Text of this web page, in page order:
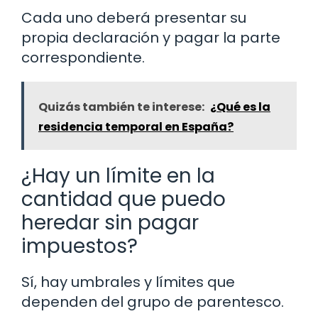
Cada uno deberá presentar su
propia declaración y pagar la parte
correspondiente.
Quizás también te interese: ¿Qué es la
residencia temporal en España?
¿Hay un límite en la
cantidad que puedo
heredar sin pagar
impuestos?
Sí, hay umbrales y límites que
dependen del grupo de parentesco.